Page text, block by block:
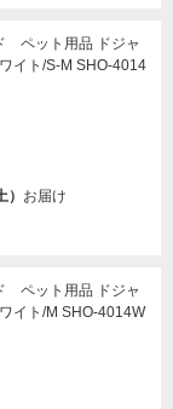
ペット用品 ドジャ
イト/S-M SHO-4014
お届け
ペット用品 ドジャ
イト/M SHO-4014W